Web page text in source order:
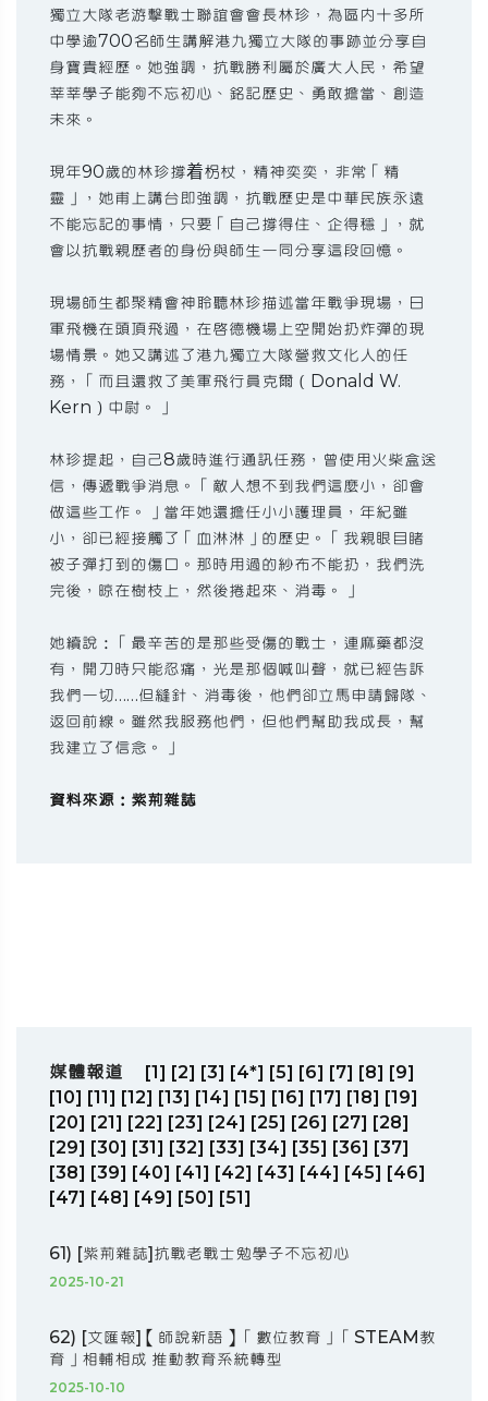
獨立大隊老游擊戰士聯誼會會長林珍，為區內十多所
中學逾700名師生講解港九獨立大隊的事跡並分享自
身寶貴經歷。她強調，抗戰勝利屬於廣大人民，希望
莘莘學子能夠不忘初心、銘記歷史、勇敢擔當、創造
未來。
現年90歲的林珍撐着柺杖，精神奕奕，非常「精
靈」，她甫上講台即強調，抗戰歷史是中華民族永遠
不能忘記的事情，只要「自己撐得住、企得穩」，就
會以抗戰親歷者的身份與師生一同分享這段回憶。
現場師生都聚精會神聆聽林珍描述當年戰爭現場，日
軍飛機在頭頂飛過，在啟德機場上空開始扔炸彈的現
場情景。她又講述了港九獨立大隊營救文化人的任
務，「而且還救了美軍飛行員克爾（Donald W.
Kern）中尉。」
林珍提起，自己8歲時進行通訊任務，曾使用火柴盒送
信，傳遞戰爭消息。「敵人想不到我們這麼小，卻會
做這些工作。」當年她還擔任小小護理員，年紀雖
小，卻已經接觸了「血淋淋」的歷史。「我親眼目睹
被子彈打到的傷口。那時用過的紗布不能扔，我們洗
完後，晾在樹枝上，然後捲起來、消毒。」
她續說：「最辛苦的是那些受傷的戰士，連麻藥都沒
有，開刀時只能忍痛，光是那個喊叫聲，就已經告訴
我們一切……但縫針、消毒後，他們卻立馬申請歸隊、
返回前線。雖然我服務他們，但他們幫助我成長，幫
我建立了信念。」
資料來源：紫荊雜誌
媒體報道 [1] [2] [3] [4*] [5] [6] [7] [8] [9]
[10] [11] [12] [13] [14] [15] [16] [17] [18] [19]
[20] [21] [22] [23] [24] [25] [26] [27] [28]
[29] [30] [31] [32] [33] [34] [35] [36] [37]
[38] [39] [40] [41] [42] [43] [44] [45] [46]
[47] [48] [49] [50] [51]
61) [紫荊雜誌]抗戰老戰士勉學子不忘初心
2025-10-21
62) [文匯報]【師說新語】「數位教育」「STEAM教
育」相輔相成 推動教育系統轉型
2025-10-10